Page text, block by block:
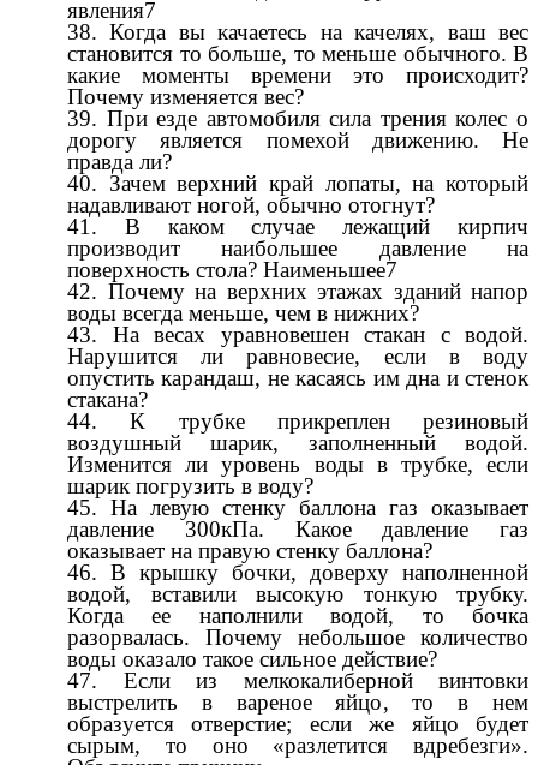
явления7
Когда вы качаетесь на качелях, ваш вес
становится то больше, то меньше обычного. В
какие моменты времени это происходит?
Почему изменяется вес?
При езде автомобиля сила трения колес о
дорогу является помехой движению. Не
правда ли?
Зачем верхний край лопаты, на который
надавливают ногой, обычно отогнут?
В каком случае лежащий кирпич
производит наибольшее давление на
поверхность стола? Наименьшее7
Почему на верхних этажах зданий напор
воды всегда меньше, чем в нижних?
На весах уравновешен стакан с водой.
Нарушится ли равновесие, если в воду
опустить карандаш, не касаясь им дна и стенок
стакана?
К трубке прикреплен резиновый
воздушный шарик, заполненный водой.
Изменится ли уровень воды в трубке, если
шарик погрузить в воду?
На левую стенку баллона газ оказывает
давление 300кПа. Какое давление газ
оказывает на правую стенку баллона?
В крышку бочки, доверху наполненной
водой, вставили высокую тонкую трубку.
Когда ее наполнили водой, то бочка
разорвалась. Почему небольшое количество
воды оказало такое сильное действие?
Если из мелкокалиберной винтовки
выстрелить в вареное яйцо, то в нем
образуется отверстие; если же яйцо будет
сырым, то оно «разлетится вдребезги».